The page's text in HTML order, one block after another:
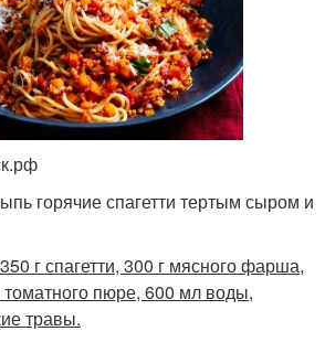
горячие спагетти тертым сыром и
350 г спагетти, 300 г мясного фарша,
пюре, 600 мл воды,
травы.